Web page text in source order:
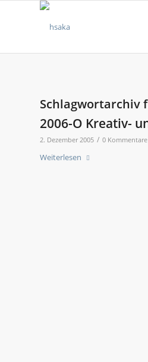
Schlagwortarchiv
2006-O Kreativ-
2. Dezember 2005 / 0 Kommentare
Weiterlesen